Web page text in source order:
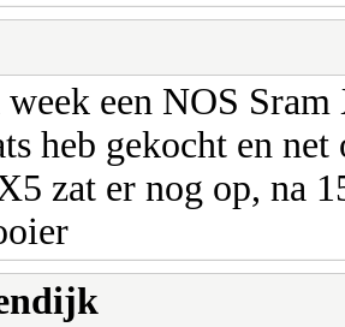
een NOS
heb gekocht en
zat er nog op, na